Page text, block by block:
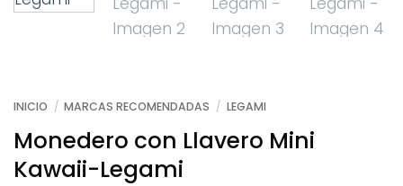
INICIO / MARCAS RECOMENDADAS / LEGAMI
Monedero con Llavero Mini
Kawaii-Legami